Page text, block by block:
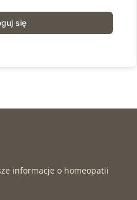
się
informacje o homeopatii